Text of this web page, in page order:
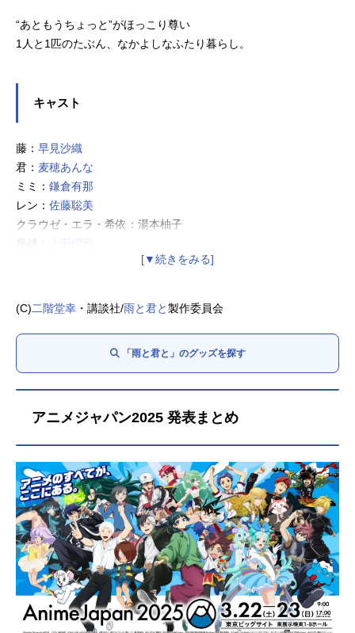
“あともうちょっと”がほっこり尊い
1人と1匹のたぶん、なかよしなふたり暮らし。
キャスト
藤： 早見沙織
君： 麦穂あんな
ミミ： 鎌倉有那
レン： 佐藤聡美
クラウゼ・エラ・希依：湯本柚子
辰雄：
ワコ：花守ゆみり
日浦：阪口周平
アラタ：宮本侑芽
(C)二階堂幸 ・講談社/雨と君と製作委員会
「雨と君と」のグッズを探す
アニメジャパン2025 発表まとめ